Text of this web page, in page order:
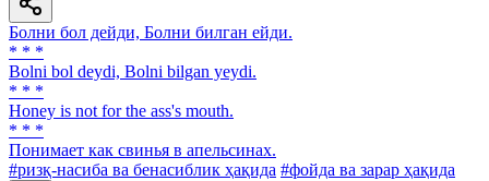
Болни бол дейди, Болни билган ейди.
* * *
Bolni bol deydi, Bolni bilgan yeydi.
* * *
Honey is not for the ass's mouth.
* * *
Понимает как свинья в апельсинах.
#ризқ-насиба ва бенасиблик ҳақида #фойда ва зарар ҳақида